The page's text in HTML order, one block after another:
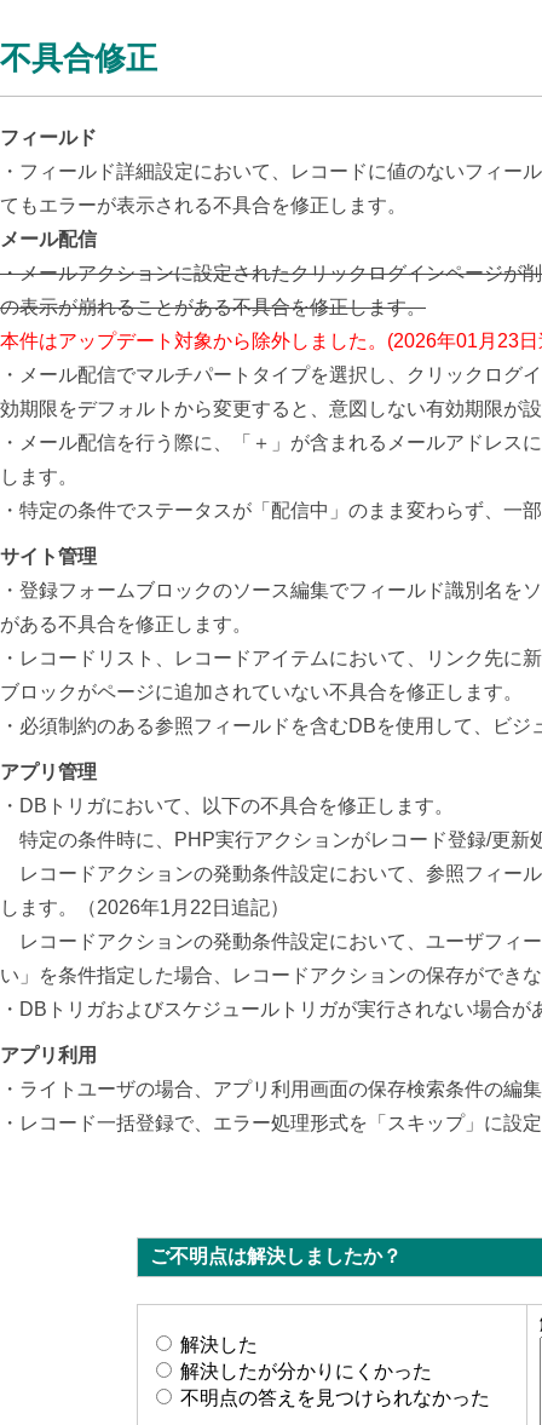
不具合修正
フィールド
・フィールド詳細設定において、レコードに値のないフィ
てもエラーが表示される不具合を修正します。
メール配信
・メールアクションに設定されたクリックログインページが
の表示が崩れることがある不具合を修正します。
本件はアップデート対象から除外しました。(2026年01月23日
・メール配信でマルチパートタイプを選択し、クリックロ
効期限をデフォルトから変更すると、意図しない有効期限が
・メール配信を行う際に、「＋」が含まれるメールアドレ
します。
・特定の条件でステータスが「配信中」のまま変わらず、一
サイト管理
・登録フォームブロックのソース編集でフィールド識別名
がある不具合を修正します。
・レコードリスト、レコードアイテムにおいて、リンク先
ブロックがページに追加されていない不具合を修正します。
・必須制約のある参照フィールドを含むDBを使用して、ビ
アプリ管理
・DBトリガにおいて、以下の不具合を修正します。
特定の条件時に、PHP実行アクションがレコード登録/更新
レコードアクションの発動条件設定において、参照フィー
します。（2026年1月22日追記）
レコードアクションの発動条件設定において、ユーザフィ
い」を条件指定した場合、レコードアクションの保存ができ
・DBトリガおよびスケジュールトリガが実行されない場合
アプリ利用
・ライトユーザの場合、アプリ利用画面の保存検索条件の編
・レコード一括登録で、エラー処理形式を「スキップ」に